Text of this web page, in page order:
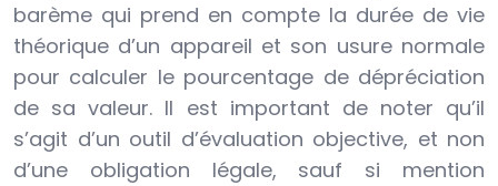
barème qui prend en compte la durée de vie
théorique d’un appareil et son usure normale
pour calculer le pourcentage de dépréciation
de sa valeur. Il est important de noter qu’il
s’agit d’un outil d’évaluation objective, et non
d’une obligation légale, sauf si mention